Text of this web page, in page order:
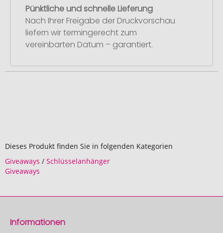
Pünktliche und schnelle Lieferung
Nach Ihrer Freigabe der Druckvorschau
liefern wir termingerecht zum
vereinbarten Datum – garantiert.
Dieses Produkt finden Sie in folgenden Kategorien
Giveaways / Schlüsselanhänger
Giveaways
Informationen